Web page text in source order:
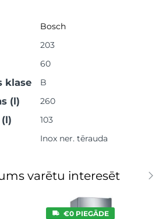
Bosch
203
60
klase B
(l) 260
103
Inox ner. tērauda
varētu interesēt
€0 PIEGĀDE